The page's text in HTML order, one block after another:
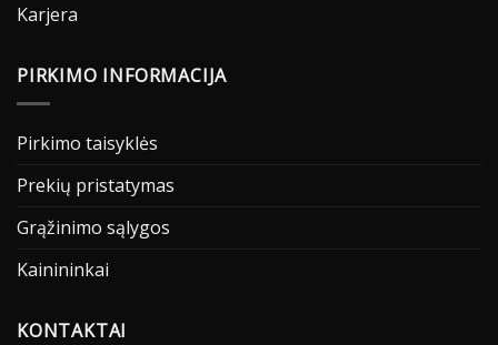
Karjera
PIRKIMO INFORMACIJA
Pirkimo taisyklės
Prekių pristatymas
Grąžinimo sąlygos
Kainininkai
KONTAKTAI